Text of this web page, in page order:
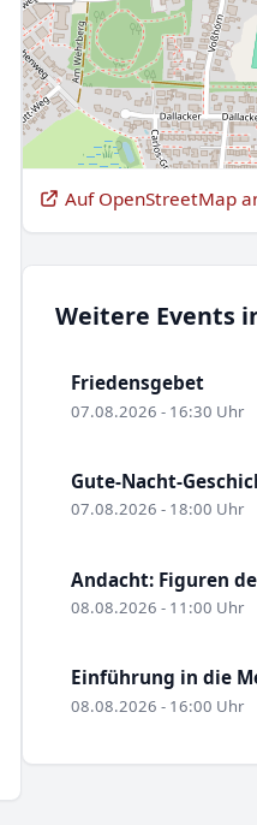
Auf OpenStreetMap
Weitere Events
Friedensgebet
07.08.2026 - 16:30 Uhr
Gute-Nacht-
07.08.2026 - 18:00 Uhr
Andacht: Figuren
08.08.2026 - 11:00 Uhr
Einführung in die
08.08.2026 - 16:00 Uhr